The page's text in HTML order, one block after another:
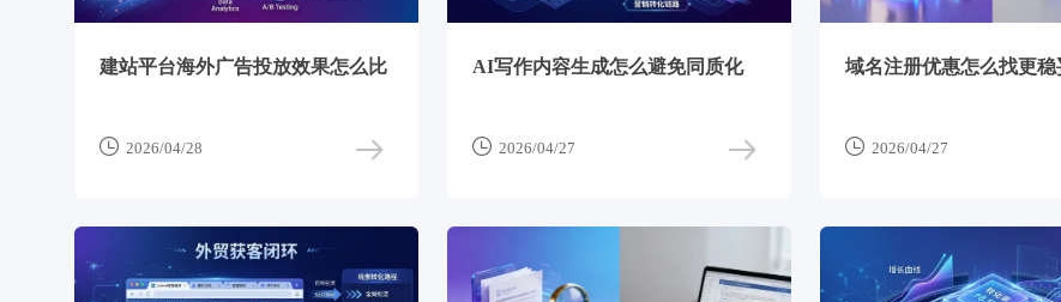
建站平台海外广告投放效果怎么比
 2026/04/28
AI写作内容生成怎么避免同质化
 2026/04/27
域名注册优惠怎么找更稳
 2026/04/27